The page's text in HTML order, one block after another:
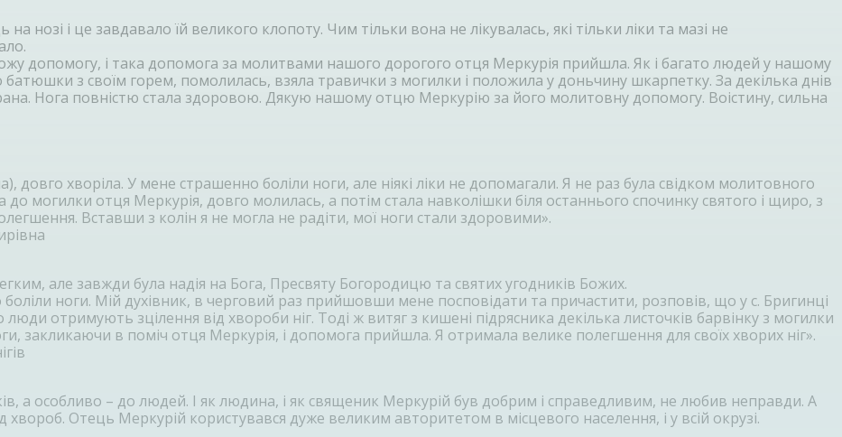
нозі і це завдавало їй великого клопоту. Чим тільки вона не лікувалась, які тільки ліки та мазі не
допомогу, і така допомога за молитвами нашого дорогого отця Меркурія прийшла. Як і багато людей у нашому
з своїм горем, помолилась, взяла травички з могилки і положила у доньчину шкарпетку. За декілька днів
Нога повністю стала здоровою. Дякую нашому отцю Меркурію за його молитовну допомогу. Воістину, сильна
хворіла. У мене страшенно боліли ноги, але ніякі ліки не допомагали. Я не раз була свідком молитовного
могилки отця Меркурія, довго молилась, а потім стала навколішки біля останнього спочинку святого і щиро, з
Вставши з колін я не могла не радіти, мої ноги стали здоровими».
але завжди була надія на Бога, Пресвяту Богородицю та святих угодників Божих.
ноги. Мій духівник, в черговий раз прийшовши мене посповідати та причастити, розповів, що у с. Бригинці
отримують зцілення від хвороби ніг. Тоді ж витяг з кишені підрясника декілька листочків барвінку з могилки
закликаючи в поміч отця Меркурія, і допомога прийшла. Я отримала велике полегшення для своїх хворих ніг».
а особливо – до людей. І як людина, і як священик Меркурій був добрим і справедливим, не любив неправди. А
Отець Меркурій користувався дуже великим авторитетом в місцевого населення, і у всій окрузі.